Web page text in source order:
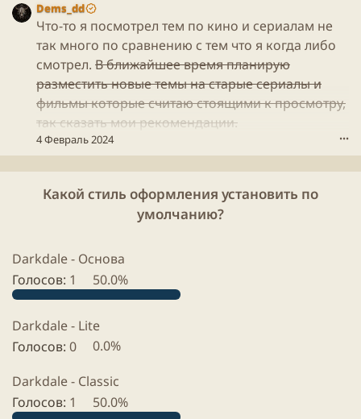
и
л
е
L
i
a
N
r
Y
)
п
р
о
ф
л
i
a
d
Dems_dd
Что-то я посмотрел тем по кино и сериалам не
так много по сравнению с тем что я когда либо
смотрел. В ближайшее время планирую
разместить новые темы на старые сериалы и
фильмы которые считаю стоящими к просмотру,
так сказать мои рекомендации.
4 Февраль 2024 •••
Какой стиль оформления установить по
умолчанию?
Darkdale - Основа
Голосов: 1 50.0%
Darkdale - Lite
Голосов: 0
0.0%
Darkdale - Classic
Голосов: 1 50.0%